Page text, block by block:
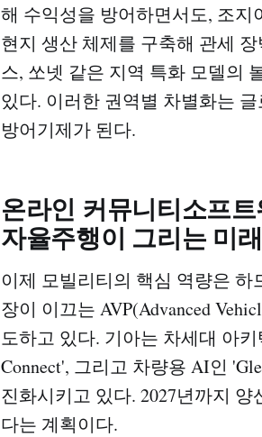
해 수익성을 방어하면서도, 조지
현지 생산 체제를 구축해 관세
스, 쏘넷 같은 지역 특화 모델의
있다. 이러한 권역별 차별화는
방어기제가 된다.
온라인 커뮤니티소프
자율주행이 그리는 미
이제 모빌리티의 핵심 역량은
장이 이끄는 AVP(Advanced
도하고 있다. 기아는 차세대 아
Connect', 그리고 차량용 AI인
진화시키고 있다. 2027년까지
다는 계획이다.